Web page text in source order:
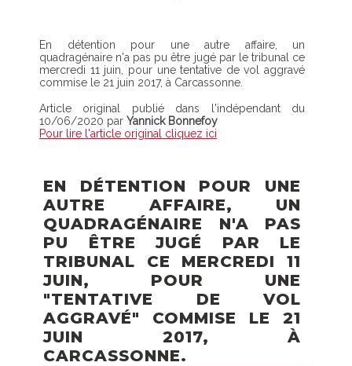
En détention pour une autre affaire, un
quadragénaire n'a pas pu être jugé par le tribunal ce
mercredi 11 juin, pour une tentative de vol aggravé
commise le 21 juin 2017, à Carcassonne.
Article original publié dans l'indépendant du
10/06/2020 par Yannick Bonnefoy
Pour lire l'article original cliquez ici
EN DÉTENTION POUR UNE
AUTRE AFFAIRE, UN
QUADRAGÉNAIRE N'A PAS
PU ÊTRE JUGÉ PAR LE
TRIBUNAL CE MERCREDI 11
JUIN, POUR UNE
"TENTATIVE DE VOL
AGGRAVÉ" COMMISE LE 21
JUIN 2017, À
CARCASSONNE.